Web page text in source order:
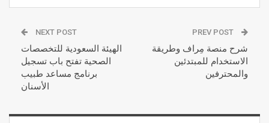
شرح منصة مِراف وطريقة
الاستخدام للمبتدئين
والمحترفين
NEXT POST
الهيئة السعودية للتخصصات
الصحية تفتح باب تسجيل
برنامج مساعد طبيب
الأسنان